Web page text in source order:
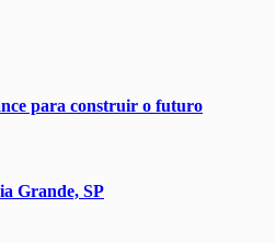
para construir o futuro
Grande, SP